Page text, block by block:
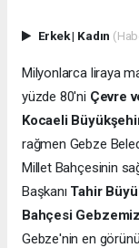
Erkek| Kadın
Milyonlarca liraya
yüzde 80'ni Çevre
Kocaeli
rağmen Gebze
Millet Bahçesinin
Başkanı Tahir
Bahçesi
Gebze'nin en